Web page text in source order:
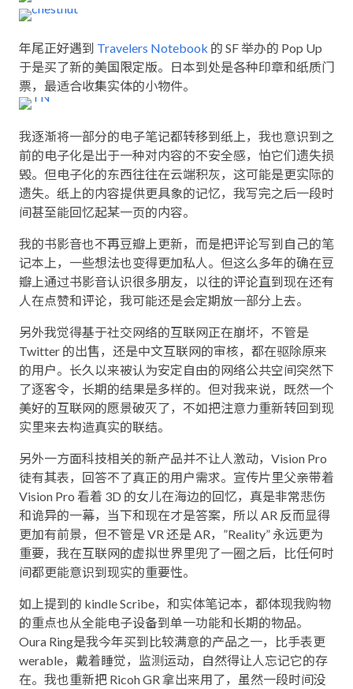
年尾正好遇到 Travelers Notebook 的 SF 举办的 Pop Up
于是买了新的美国限定版。日本到处是各种印章和纸质门
票，最适合收集实体的小物件。
我逐渐将一部分的电子笔记都转移到纸上，我也意识到之
前的电子化是出于一种对内容的不安全感，怕它们遗失损
毁。但电子化的东西往往在云端积灰，这可能是更实际的
遗失。纸上的内容提供更具象的记忆，我写完之后一段时
间甚至能回忆起某一页的内容。
我的书影音也不再豆瓣上更新，而是把评论写到自己的笔
记本上，一些想法也变得更加私人。但这么多年的确在豆
瓣上通过书影音认识很多朋友，以往的评论直到现在还有
人在点赞和评论，我可能还是会定期放一部分上去。
另外我觉得基于社交网络的互联网正在崩坏，不管是
Twitter 的出售，还是中文互联网的审核，都在驱除原来
的用户。长久以来被认为安定自由的网络公共空间突然下
了逐客令，长期的结果是多样的。但对我来说，既然一个
美好的互联网的愿景破灭了，不如把注意力重新转回到现
实里来去构造真实的联结。
另外一方面科技相关的新产品并不让人激动，Vision Pro
徒有其表，回答不了真正的用户需求。宣传片里父亲带着
Vision Pro 看着 3D 的女儿在海边的回忆，真是非常悲伤
和诡异的一幕，当下和现在才是答案，所以 AR 反而显得
更加有前景，但不管是 VR 还是 AR，”Reality” 永远更为
重要，我在互联网的虚拟世界里兜了一圈之后，比任何时
间都更能意识到现实的重要性。
如上提到的 kindle Scribe，和实体笔记本，都体现我购物
的重点也从全能电子设备到单一功能和长期的物品。
Oura Ring是我今年买到比较满意的产品之一，比手表更
werable，戴着睡觉，监测运动，自然得让人忘记它的存
在。我也重新把 Ricoh GR 拿出来用了，虽然一段时间没